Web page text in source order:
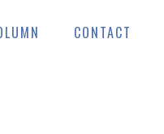
CONTACT